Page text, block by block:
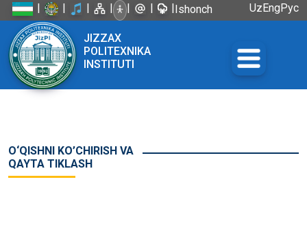
| | | | | | |Ishonch
UzEngРус
JIZZAX
POLITEXNIKA
INSTITUTI
O‘QISHNI KO’CHIRISH VA
QAYTA TIKLASH